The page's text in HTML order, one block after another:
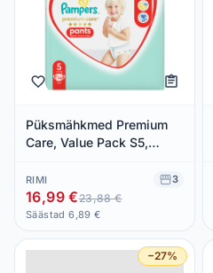
Püksmähkmed Premium
Care, Value Pack S5,
RIMI 3
16,99 €23,88 €
Säästad 6,89 €
−27%